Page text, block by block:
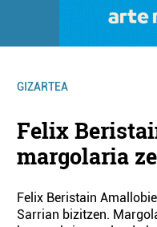
GIZARTEA
Felix
margolaria
Felix Beristain
Sarrian bizitzen.